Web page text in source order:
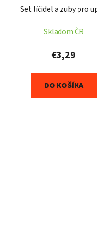
Set líčidel a zuby pro
Skladom ČR
€3,29
DO KOŠÍKA